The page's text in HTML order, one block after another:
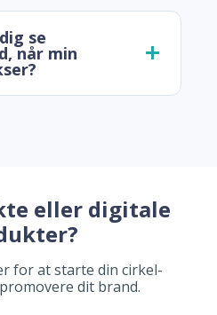
se
når min
eller digitale
for at starte din cirkel-
dit brand.